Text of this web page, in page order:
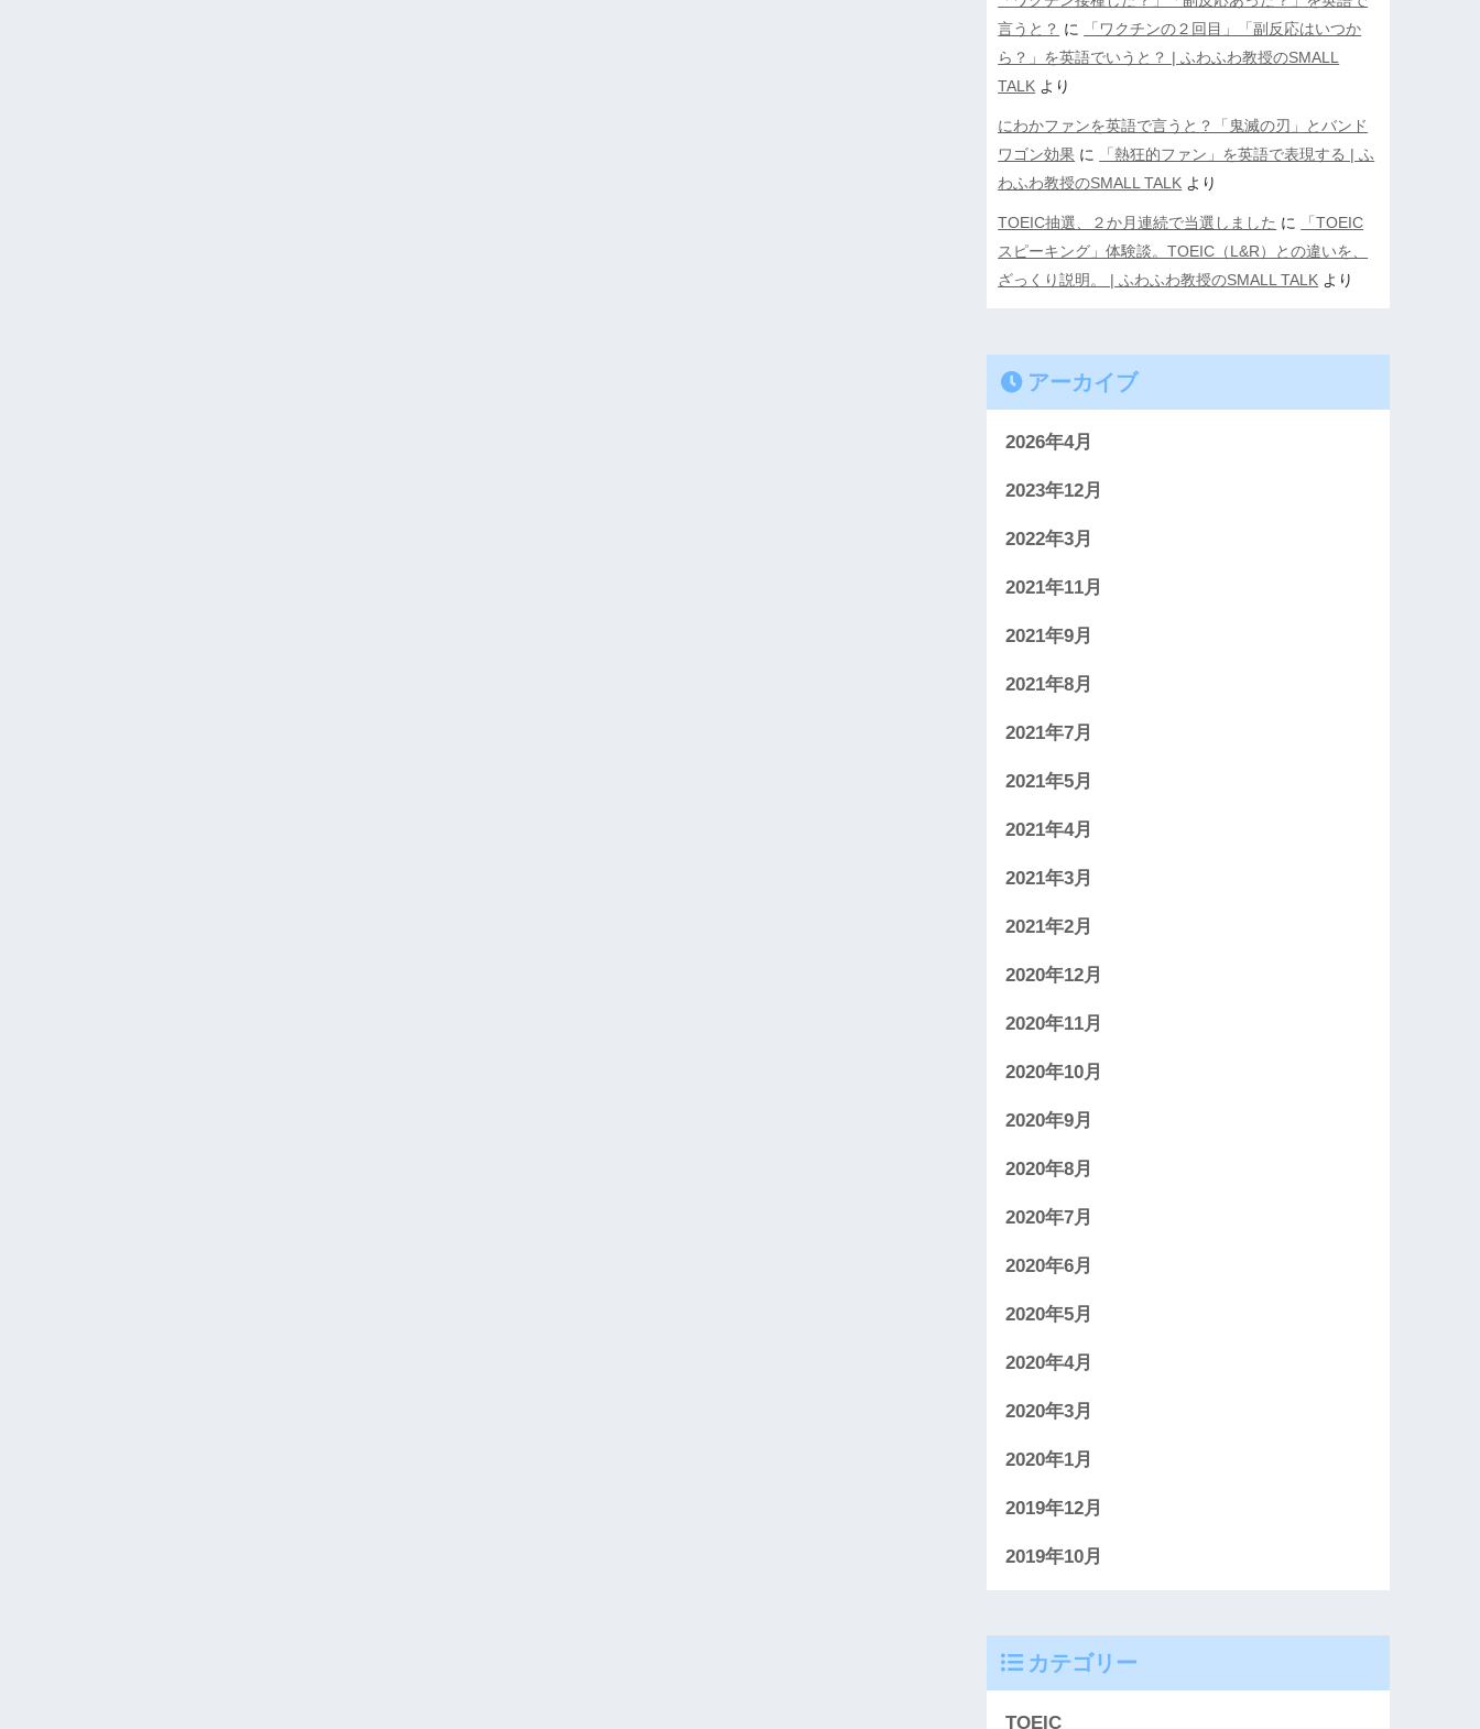
言うと？ に
「ワクチンの２回目」「副反応はいつか
ら？」を英語でいうと？ | ふわふわ教授のSMALL
TALK より
にわかファンを英語で言うと？「鬼滅の刃」とバンド
ワゴン効果 に
「熱狂的ファン」を英語で表現する | ふ
わふわ教授のSMALL TALK より
TOEIC抽選、２か月連続で当選しました に
「TOEIC
スピーキング」体験談。TOEIC（L&R）との違いを、
ざっくり説明。 | ふわふわ教授のSMALL TALK より
アーカイブ
2026年4月
2023年12月
2022年3月
2021年11月
2021年9月
2021年8月
2021年7月
2021年5月
2021年4月
2021年3月
2021年2月
2020年12月
2020年11月
2020年10月
2020年9月
2020年8月
2020年7月
2020年6月
2020年5月
2020年4月
2020年3月
2020年1月
2019年12月
2019年10月
カテゴリー
TOEIC